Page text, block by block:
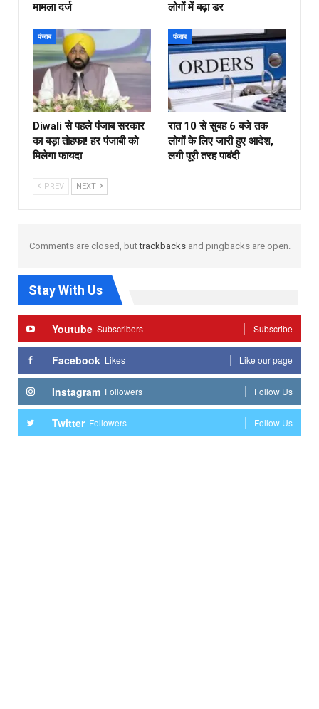
मामला दर्ज
लोगों में बढ़ा डर
पंजाब
Diwali से पहले पंजाब सरकार
का बड़ा तोहफा! हर पंजाबी को
मिलेगा फायदा
पंजाब
रात 10 से सुबह 6 बजे तक
लोगों के लिए जारी हुए आदेश,
लगी पूरी तरह पाबंदी
PREV NEXT
Comments are closed, buttrackbacksand pingbacks are open.
Stay With Us
Youtube Subscribers Subscribe
Facebook Likes Like our page
Instagram Followers Follow Us
Twitter Followers Follow Us